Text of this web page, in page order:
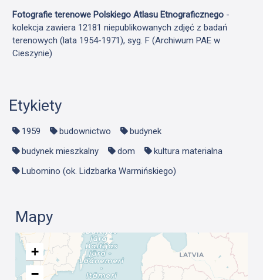
Fotografie terenowe Polskiego Atlasu Etnograficznego -
kolekcja zawiera 12181 niepublikowanych zdjęć z badań
terenowych (lata 1954-1971), syg. F (Archiwum PAE w
Cieszynie)
Etykiety
1959 budownictwo
budynek
budynek mieszkalny
dom
kultura materialna
Lubomino (ok. Lidzbarka Warmińskiego)
Mapy
+
−